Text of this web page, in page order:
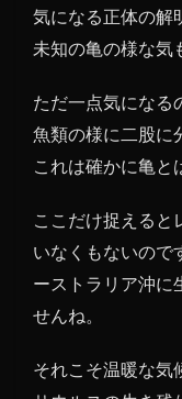
気になる正体の解
未知の亀の様な気
ただ一点気になる
魚類の様に二股に
これは確かに亀と
ここだけ捉えると
いなくもないので
ーストラリア沖に
せんね。
それこそ温暖な気